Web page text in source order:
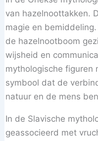
van hazelnoottakken.
magie en
de hazelnootboom
wijsheid en
mythologische figuren
symbool dat de
natuur en de mens
In de Slavische
geassocieerd met